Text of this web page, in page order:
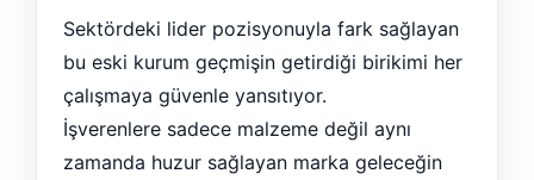
Sektördeki lider pozisyonuyla fark sağlayan
bu eski kurum geçmişin getirdiği birikimi her
çalışmaya güvenle yansıtıyor.
İşverenlere sadece malzeme değil aynı
zamanda huzur sağlayan marka geleceğin